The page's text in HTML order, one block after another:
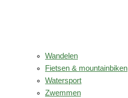
Wandelen
Fietsen & mountainbiken
Watersport
Zwemmen